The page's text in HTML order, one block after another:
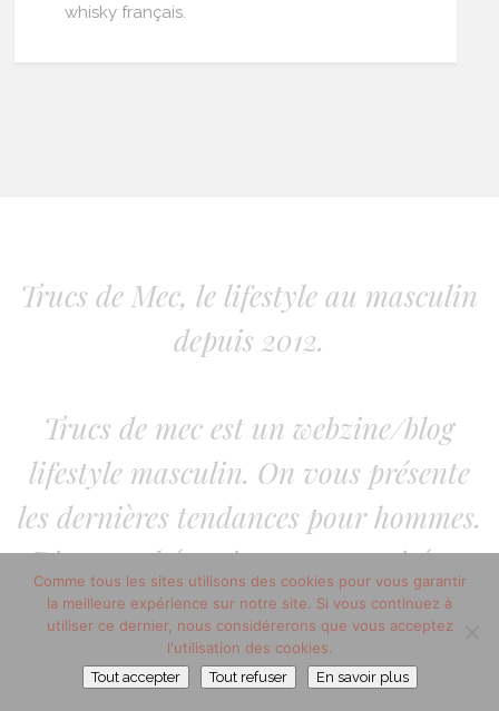
whisky français.
Trucs de Mec, le lifestyle au masculin
depuis 2012.
Trucs de mec est un webzine/blog
lifestyle masculin. On vous présente
les dernières tendances pour hommes.
Diverses thématiques sont traitées :
lifestyle homme, mode homme, la
beauté au masculin. Sans oublier les
arts de vivre.
Comme tous les sites utilisons des cookies pour vous garantir
la meilleure expérience sur notre site. Si vous continuez à
utiliser ce dernier, nous considérerons que vous acceptez
l'utilisation des cookies.
Tout accepter Tout refuser En savoir plus